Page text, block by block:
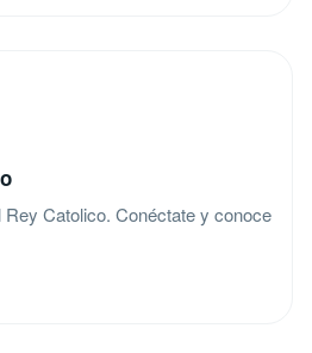
Catolico. Conéctate y conoce